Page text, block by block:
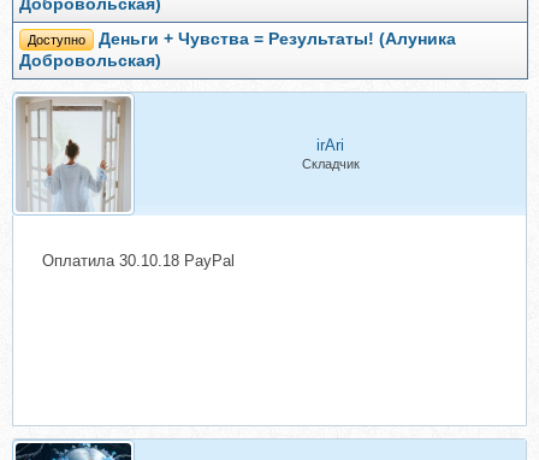
Добровольская)
Доступно
Деньги + Чувства = Результаты! (Алуника
Добровольская)
irAri
Складчик
Оплатила 30.10.18 PayPal